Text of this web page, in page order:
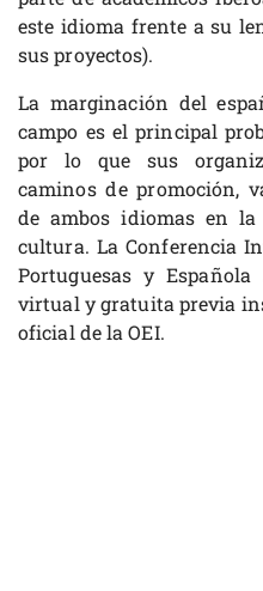
este idioma frente a su
sus proyectos).
La marginación del
campo es el principal
por lo que sus
caminos de promoción,
de ambos idiomas en
cultura. La Conferencia
Portuguesas y
virtual y gratuita previa
oficial de la OEI.